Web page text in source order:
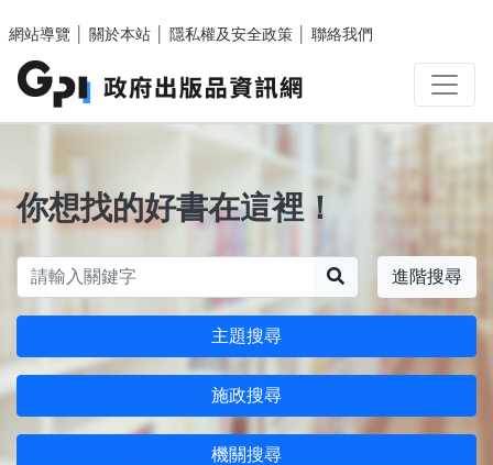
網站導覽
關於本站 隱私權及安全政策 聯絡我們
你想找的好書在這裡！
進階搜尋
主題搜尋
施政搜尋
機關搜尋